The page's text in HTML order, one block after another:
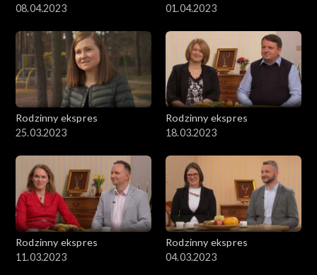
08.04.2023
01.04.2023
Rodzinny ekspres
25.03.2023
Rodzinny ekspres
18.03.2023
Rodzinny ekspres
11.03.2023
Rodzinny ekspres
04.03.2023